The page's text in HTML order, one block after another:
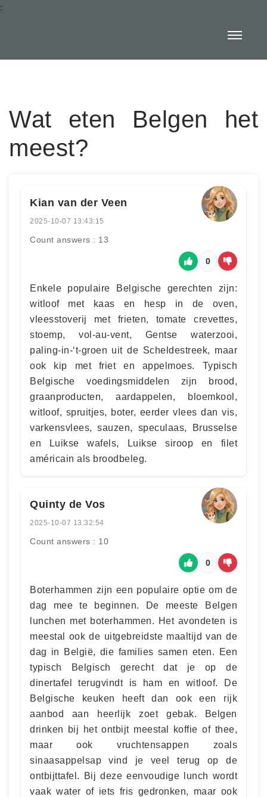
:
Wat eten Belgen het
meest?
Kian van der Veen
2025-10-07 13:43:15
Count answers : 13
0
Enkele populaire Belgische gerechten zijn:
witloof met kaas en hesp in de oven,
vleesstoverij met frieten, tomate crevettes,
stoemp, vol-au-vent, Gentse waterzooi,
paling-in-‘t-groen uit de Scheldestreek, maar
ook kip met friet en appelmoes. Typisch
Belgische voedingsmiddelen zijn brood,
graanproducten, aardappelen, bloemkool,
witloof, spruitjes, boter, eerder vlees dan vis,
varkensvlees, sauzen, speculaas, Brusselse
en Luikse wafels, Luikse siroop en filet
américain als broodbeleg.
Quinty de Vos
2025-10-07 13:32:54
Count answers : 10
0
Boterhammen zijn een populaire optie om de
dag mee te beginnen. De meeste Belgen
lunchen met boterhammen. Het avondeten is
meestal ook de uitgebreidste maaltijd van de
dag in België, die families samen eten. Een
typisch Belgisch gerecht dat je op de
dinertafel terugvindt is ham en witloof. De
Belgische keuken heeft dan ook een rijk
aanbod aan heerlijk zoet gebak. Belgen
drinken bij het ontbijt meestal koffie of thee,
maar ook vruchtensappen zoals
sinaasappelsap vind je veel terug op de
ontbijttafel. Bij deze eenvoudige lunch wordt
vaak water of iets fris gedronken, maar ook